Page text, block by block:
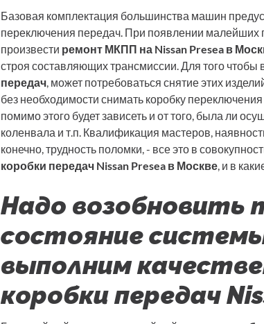
Базовая комплектация большинства машин
переключения передач. При появлении малейших
произвести ремонт МКПП на Nissan Presea в
строя составляющих трансмиссии. Для того чтобы
передач, может потребоваться снятие этих
без необходимости снимать коробку
помимо этого будет зависеть и от того, была ли
коленвала и т.п. Квалификация мастеров,
конечно, трудность поломки, - все это в
коробки передач Nissan Presea в Москве, и в
Надо возобновить
состояние
выполним
коробки передач